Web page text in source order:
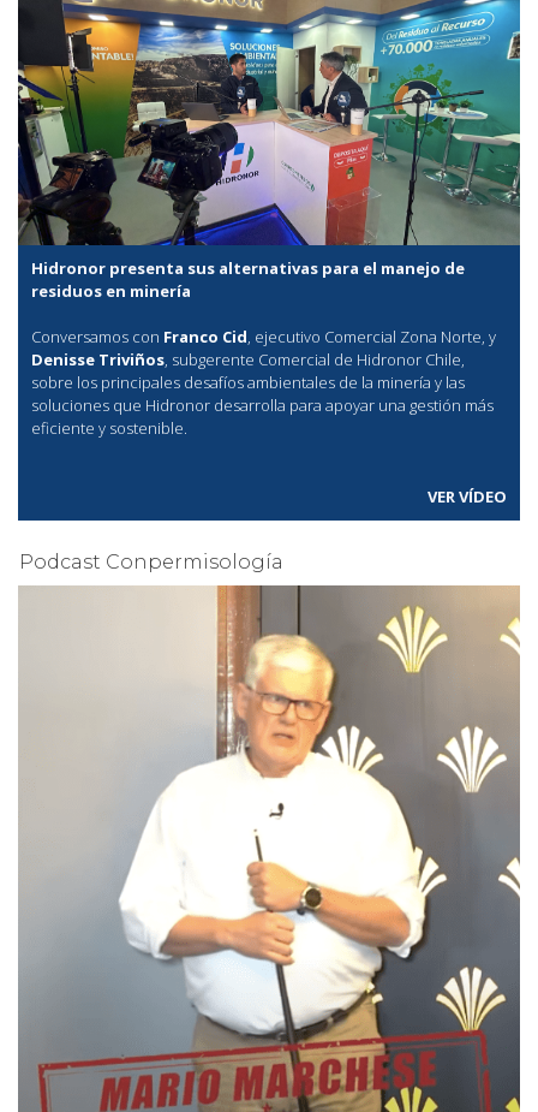
Hidronor presenta sus alternativas para el manejo de
residuos en minería
Conversamos con Franco Cid, ejecutivo Comercial Zona Norte, y
Denisse Triviños, subgerente Comercial de Hidronor Chile,
sobre los principales desafíos ambientales de la minería y las
soluciones que Hidronor desarrolla para apoyar una gestión más
eficiente y sostenible.
VER VÍDEO
Podcast Conpermisología